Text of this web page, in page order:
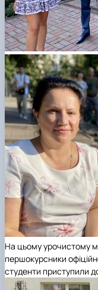
На цьому урочистому
першокурсники
студенти приступили